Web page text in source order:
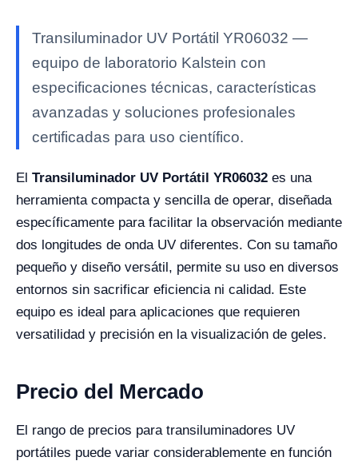
Transiluminador UV Portátil YR06032 —
equipo de laboratorio Kalstein con
especificaciones técnicas, características
avanzadas y soluciones profesionales
certificadas para uso científico.
El Transiluminador UV Portátil YR06032 es una
herramienta compacta y sencilla de operar, diseñada
específicamente para facilitar la observación mediante
dos longitudes de onda UV diferentes. Con su tamaño
pequeño y diseño versátil, permite su uso en diversos
entornos sin sacrificar eficiencia ni calidad. Este
equipo es ideal para aplicaciones que requieren
versatilidad y precisión en la visualización de geles.
Precio del Mercado
El rango de precios para transiluminadores UV
portátiles puede variar considerablemente en función